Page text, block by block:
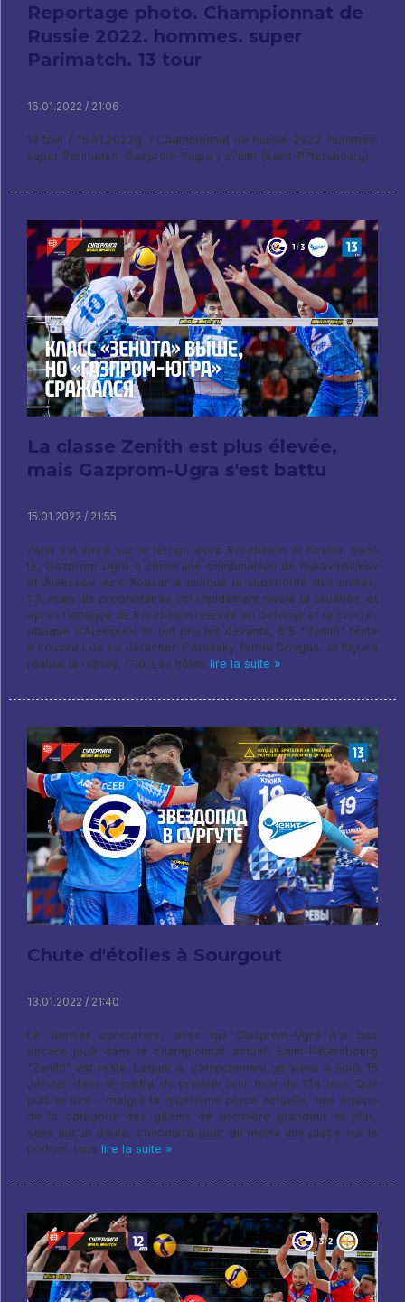
Reportage photo. Championnat de
Russie 2022. hommes. super
Parimatch. 13 tour
16.01.2022 / 21:06
13 tour / 15.01.2022g. / Championnat de Russie 2022. hommes.
super Parimatch. Gazprom-Yugra / z?nith (Saint-P?tersbourg)
La classe Zenith est plus élevée,
mais Gazprom-Ugra s'est battu
15.01.2022 / 21:55
Zenit est entré sur le terrain avec Porebinkin et Kosmin dans
le, Gazprom-Ugra a choisi une combinaison de Rukavishnikov
et Alekseev. Ace Kobzar a indiqué la supériorité des invités,
1:3, mais les propriétaires ont rapidement nivelé la situation, et
après l'attaque de Porebinkin relevée en défense et la contre-
attaque d'Alekseev, ils ont pris les devants, 6:5. "Zenith" tente
à nouveau de se détacher: Pashitsky ferme Dovgan, et Klyuka
réalise le replay, 7:10. Les hôtes lire la suite »
Chute d'étoiles à Sourgout
13.01.2022 / 21:40
Le dernier concurrent, avec qui Gazprom-Ugra n'a pas
encore joué dans le championnat actuel, Saint-Pétersbourg
"Zenith" est resté. Lequel à, correctement, et viens à nous 15
Janvier dans le cadre du premier tour final du 13e tour. Que
puis-je dire - malgré la quatrième place actuelle, une équipe
de la catégorie des géants de première grandeur et plus,
sans aucun doute, concourra pour au moins une place sur le
podium. tous lire la suite »